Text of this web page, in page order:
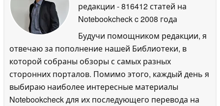
редакции - 816412 статей на
Notebookcheckc 2008 года
Будучи помощником редакции, я
отвечаю за пополнение нашей Библиотеки, в
которой собраны обзоры с самых разных
сторонних порталов. Помимо этого, каждый день я
выбираю наиболее интересные материалы
Notebookcheck для их последующего перевода на